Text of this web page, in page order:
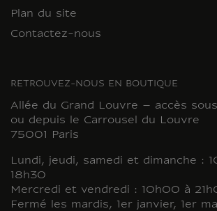
Plan du site
Contactez-nous
RETROUVEZ-NOUS EN BOUTIQUE
Allée du Grand Louvre – accès
ou depuis le Carrousel du Louvre
75001 Paris
Lundi, jeudi, samedi et dimanche :
18h30
Mercredi et vendredi : 10h00 à
Fermé les mardis, 1er janvier, 1er